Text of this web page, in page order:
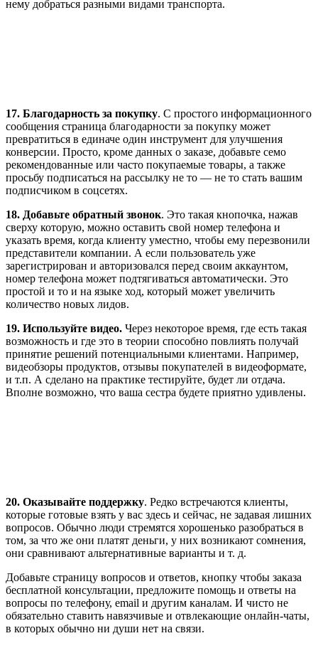
нему добраться разными видами транспорта.
17. Благодарность за покупку. С простого информационного
сообщения страница благодарности за покупку может
превратиться в единаче один инструмент для улучшения
конверсии. Просто, кроме данных о заказе, добавьте семо
рекомендованные или часто покупаемые товары, а также
просьбу подписаться на рассылку не то — не то стать вашим
подписчиком в соцсетях.
18. Добавьте обратный звонок. Это такая кнопочка, нажав
сверху которую, можно оставить свой номер телефона и
указать время, когда клиенту уместно, чтобы ему перезвонили
представители компании. А если пользователь уже
зарегистрирован и авторизовался перед своим аккаунтом,
номер телефона может подтягиваться автоматически. Это
простой и то и на языке ход, который может увеличить
количество новых лидов.
19. Используйте видео. Через некоторое время, где есть такая
возможность и где это в теории способно повлиять получай
принятие решений потенциальными клиентами. Например,
видеобзоры продуктов, отзывы покупателей в видеоформате,
и т.п. А сделано на практике тестируйте, будет ли отдача.
Вполне возможно, что ваша сестра будете приятно удивлены.
20. Оказывайте поддержку. Редко встречаются клиенты,
которые готовые взять у вас здесь и сейчас, не задавая лишних
вопросов. Обычно люди стремятся хорошенько разобраться в
том, за что же они платят деньги, у них возникают сомнения,
они сравнивают альтернативные варианты и т. д.
Добавьте страницу вопросов и ответов, кнопку чтобы заказа
бесплатной консультации, предложите помощь и ответы на
вопросы по телефону, email и другим каналам. И чисто не
обязательно ставить навязчивые и отвлекающие онлайн-чаты,
в которых обычно ни души нет на связи.